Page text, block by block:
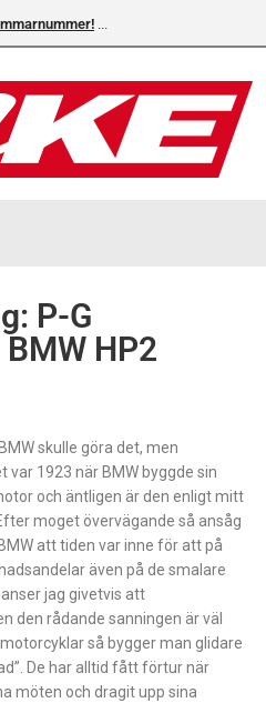
Shelby Turner, klar för GGN
P-G
HP2
skulle göra det, men
var 1923 när BMW byggde sin
och äntligen är den enligt mitt
moget övervägande så ansåg
att tiden var inne för att på
även på de smalare
jag givetvis att
den rådande sanningen är väl
så bygger man glidare
De har alltid fått förtur när
möten och dragit upp sina